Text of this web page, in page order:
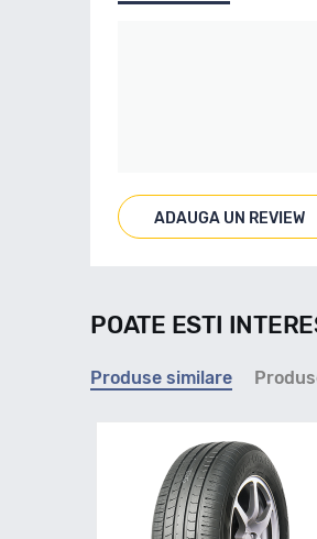
ADAUGA UN REVIEW
POATE ESTI
Produse similare